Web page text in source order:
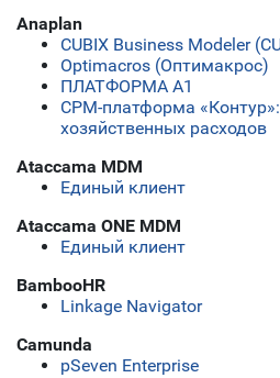
Anaplan
CUBIX Business Modeler
Optimacros (Оптимакрос)
ПЛАТФОРМА А1
СРМ-платформа
хозяйственных расходов
Ataccama MDM
Единый клиент
Ataccama ONE MDM
Единый клиент
BambooHR
Linkage Navigator
Camunda
pSeven Enterprise